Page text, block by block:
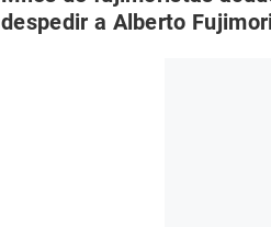
despedir a Alberto